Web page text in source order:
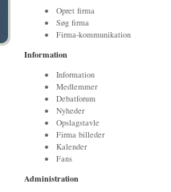
Opret firma
Søg firma
Firma-kommunikation
Information
Information
Medlemmer
Debatforum
Nyheder
Opslagstavle
Firma billeder
Kalender
Fans
Administration